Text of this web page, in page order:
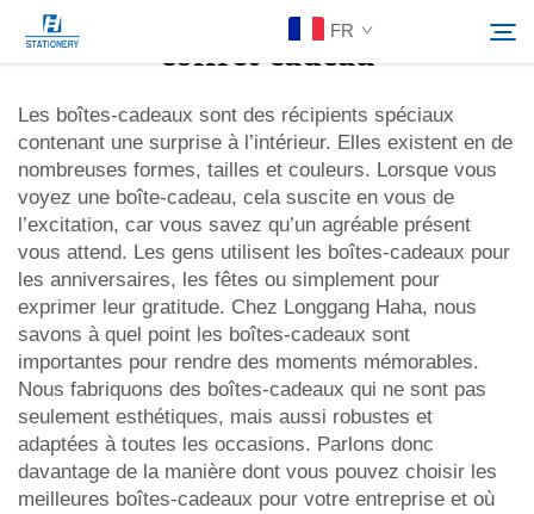
FR
Produits
À Propos De Nous
Solutions personnalisées
Ressources
Contactez-Nous
Rechercher
coffret cadeau
Les boîtes-cadeaux sont des récipients spéciaux
contenant une surprise à l’intérieur. Elles existent en de
nombreuses formes, tailles et couleurs. Lorsque vous
voyez une boîte-cadeau, cela suscite en vous de
l’excitation, car vous savez qu’un agréable présent
vous attend. Les gens utilisent les boîtes-cadeaux pour
les anniversaires, les fêtes ou simplement pour
exprimer leur gratitude. Chez Longgang Haha, nous
savons à quel point les boîtes-cadeaux sont
importantes pour rendre des moments mémorables.
Nous fabriquons des boîtes-cadeaux qui ne sont pas
seulement esthétiques, mais aussi robustes et
adaptées à toutes les occasions. Parlons donc
davantage de la manière dont vous pouvez choisir les
meilleures boîtes-cadeaux pour votre entreprise et où